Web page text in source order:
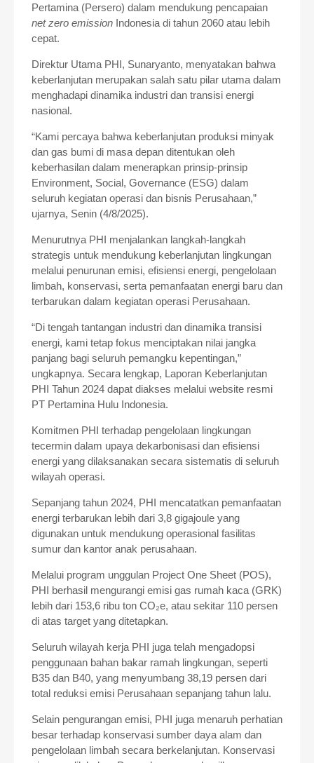
Pertamina (Persero) dalam mendukung pencapaian
net zero emission Indonesia di tahun 2060 atau lebih
cepat.
Direktur Utama PHI, Sunaryanto, menyatakan bahwa
keberlanjutan merupakan salah satu pilar utama dalam
menghadapi dinamika industri dan transisi energi
nasional.
“Kami percaya bahwa keberlanjutan produksi minyak
dan gas bumi di masa depan ditentukan oleh
keberhasilan dalam menerapkan prinsip-prinsip
Environment, Social, Governance (ESG) dalam
seluruh kegiatan operasi dan bisnis Perusahaan,”
ujarnya, Senin (4/8/2025).
Menurutnya PHI menjalankan langkah-langkah
strategis untuk mendukung keberlanjutan lingkungan
melalui penurunan emisi, efisiensi energi, pengelolaan
limbah, konservasi, serta pemanfaatan energi baru dan
terbarukan dalam kegiatan operasi Perusahaan.
“Di tengah tantangan industri dan dinamika transisi
energi, kami tetap fokus menciptakan nilai jangka
panjang bagi seluruh pemangku kepentingan,”
ungkapnya. Secara lengkap, Laporan Keberlanjutan
PHI Tahun 2024 dapat diakses melalui website resmi
PT Pertamina Hulu Indonesia.
Komitmen PHI terhadap pengelolaan lingkungan
tecermin dalam upaya dekarbonisasi dan efisiensi
energi yang dilaksanakan secara sistematis di seluruh
wilayah operasi.
Sepanjang tahun 2024, PHI mencatatkan pemanfaatan
energi terbarukan lebih dari 3,8 gigajoule yang
digunakan untuk mendukung operasional fasilitas
sumur dan kantor anak perusahaan.
Melalui program unggulan Project One Sheet (POS),
PHI berhasil mengurangi emisi gas rumah kaca (GRK)
lebih dari 153,6 ribu ton CO₂e, atau sekitar 110 persen
di atas target yang ditetapkan.
Seluruh wilayah kerja PHI juga telah mengadopsi
penggunaan bahan bakar ramah lingkungan, seperti
B35 dan B40, yang menyumbang 38,19 persen dari
total reduksi emisi Perusahaan sepanjang tahun lalu.
Selain pengurangan emisi, PHI juga menaruh perhatian
besar terhadap konservasi sumber daya alam dan
pengelolaan limbah secara berkelanjutan. Konservasi